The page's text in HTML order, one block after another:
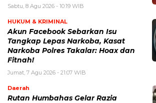
Sabtu, 8 Agu 2026 - 10:19 WIB
HUKUM & KRIMINAL
Akun Facebook Sebarkan Isu
Tangkap Lepas Narkoba, Kasat
Narkoba Polres Takalar: Hoax dan
Fitnah!
Jumat, 7 Agu 2026 - 21:07 WIB
Daerah
Rutan Humbahas Gelar Razia